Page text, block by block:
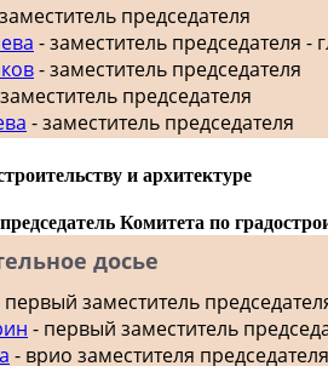
председателя
- заместитель председателя -
- заместитель председателя
председателя
- заместитель председателя
и архитектуре
Комитета по
досье
первый заместитель
- первый заместитель
- врио заместителя